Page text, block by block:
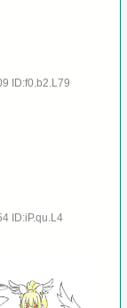
ID:f0.b2.L79
ID:iP.qu.L4